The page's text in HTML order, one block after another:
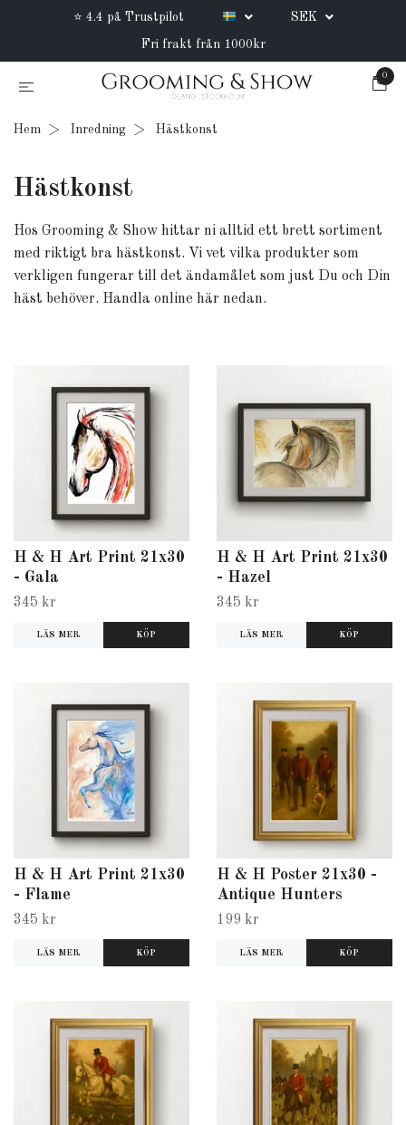
⭐ 4.4 på Trustpilot SEK
Fri frakt från 1000kr
0
Hem Inredning Hästkonst
Hästkonst
Hos Grooming & Show hittar ni alltid ett brett sortiment
med riktigt bra hästkonst. Vi vet vilka produkter som
verkligen fungerar till det ändamålet som just Du och Din
häst behöver. Handla online här nedan.
H & H Art Print 21x30
- Gala
345 kr
LÄS MER
H & H Art Print 21x30
- Hazel
345 kr
LÄS MER
H & H Art Print 21x30
- Flame
345 kr
LÄS MER
H & H Poster 21x30 -
Antique Hunters
199 kr
LÄS MER